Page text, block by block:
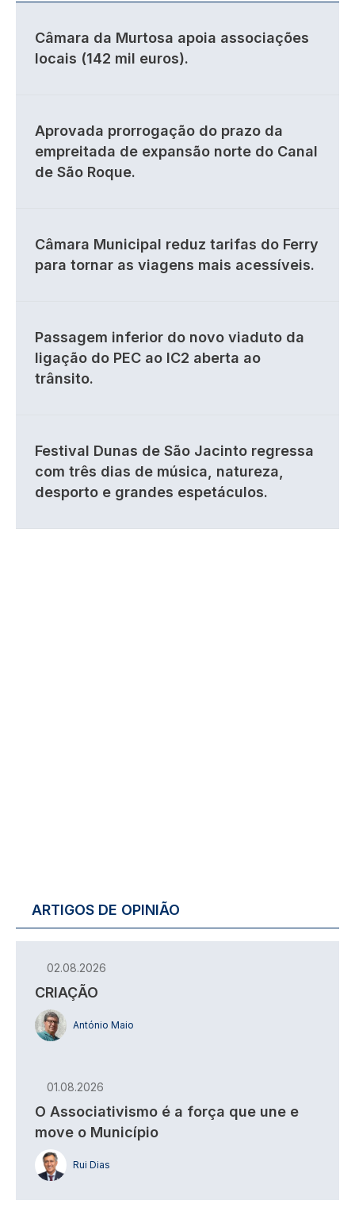
Câmara da Murtosa apoia associações
locais (142 mil euros).
Aprovada prorrogação do prazo da
empreitada de expansão norte do Canal
de São Roque.
Câmara Municipal reduz tarifas do Ferry
para tornar as viagens mais acessíveis.
Passagem inferior do novo viaduto da
ligação do PEC ao IC2 aberta ao
trânsito.
Festival Dunas de São Jacinto regressa
com três dias de música, natureza,
desporto e grandes espetáculos.
ARTIGOS DE OPINIÃO
02.08.2026
CRIAÇÃO
António Maio
01.08.2026
O Associativismo é a força que une e
move o Município
Rui Dias